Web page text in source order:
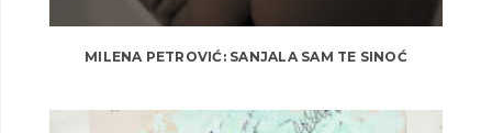
MILENA PETROVIĆ: SANJALA SAM TE SINOĆ